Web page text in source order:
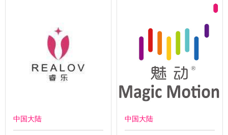
中国大陆 中国大陆